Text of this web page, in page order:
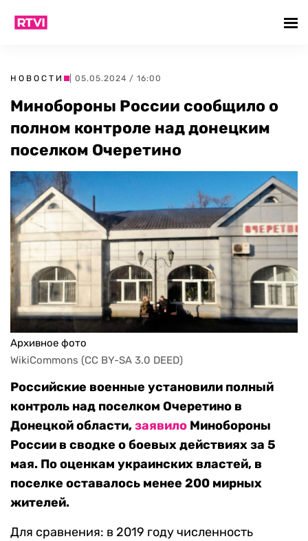
НОВОСТИ | 05.05.2024 / 16:00
Минобороны России сообщило о
полном контроле над донецким
поселком Очеретино
Архивное фото
WikiCommons (CC BY-SA 3.0 DEED)
Российские военные установили полный
контроль над поселком Очеретино в
Донецкой области,заявило Минобороны
России в сводке о боевых действиях за 5
мая. По оценкам украинских властей, в
поселке оставалось менее 200 мирных
жителей.
Для сравнения: в 2019 году численность